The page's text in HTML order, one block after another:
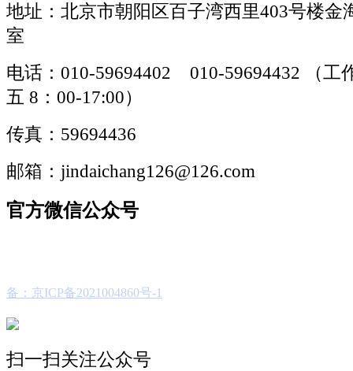
地址：北京市朝阳区百子湾西里403号楼金
室
电话：010-59694402 010-59694432 （工
五 8：00-17:00）
传真：59694436
邮箱：jindaichang126@126.com
官方微信公众号
备：京ICP备2021004860号-1
扫一扫关注公众号